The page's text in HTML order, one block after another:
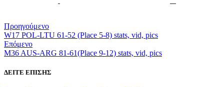
Προηγούμενο
W17 POL-LTU 61-52 (Place 5-8) stats, vid, pics
Επόμενο
M36 AUS-ARG 81-61(Place 9-12) stats, vid, pics
ΔΕΙΤΕ ΕΠΙΣΗΣ